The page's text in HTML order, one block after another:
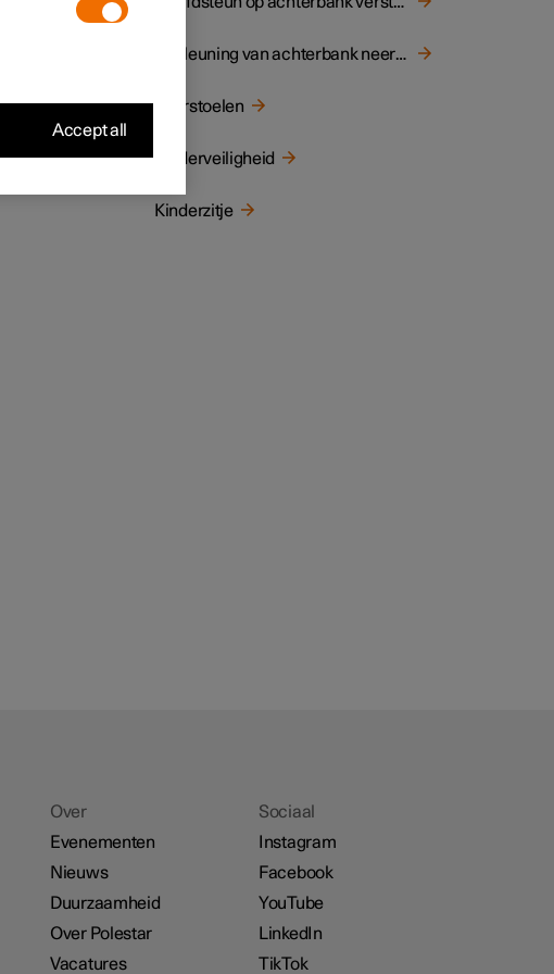
Rugleuning van achterbank neerklappen
Voorstoelen
Kinderveiligheid
Kinderzitje
Over
Evenementen
Nieuws
Duurzaamheid
Over Polestar
Vacatures
Sociaal
Instagram
Facebook
YouTube
LinkedIn
TikTok
Accept all